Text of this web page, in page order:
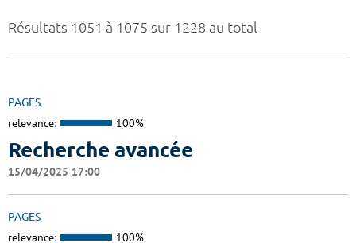
Résultats 1051 à 1075 sur 1228 au total
PAGES
relevance: 100%
Recherche avancée
15/04/2025 17:00
PAGES
relevance: 100%